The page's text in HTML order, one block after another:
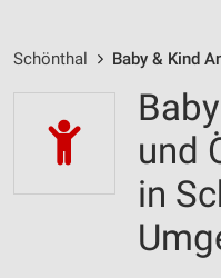
Schönthal Baby & Kind
und
in